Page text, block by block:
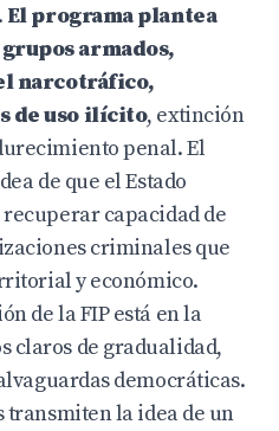
El programa plantea
armados,
narcotráfico,
de uso ilícito, extinción
penal. El
de que el Estado
capacidad de
criminales que
y económico.
de la FIP está en la
claros de gradualidad,
democráticas.
transmiten la idea de un